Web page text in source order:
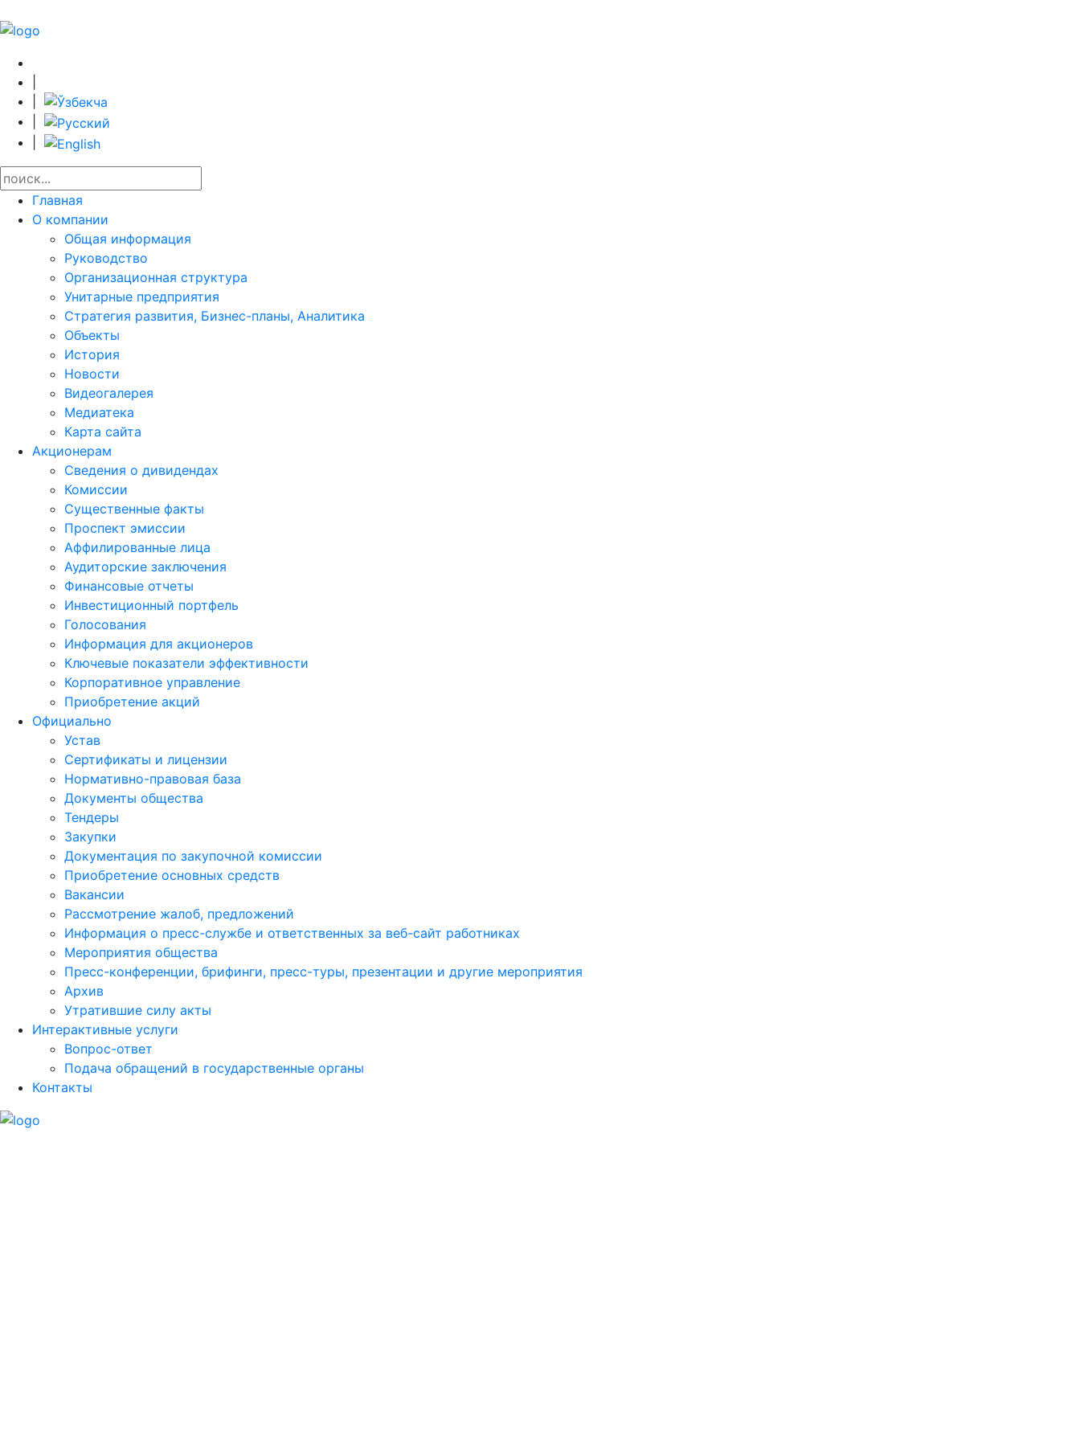
Главная
О компании
Общая информация
Руководство
Организационная структура
Унитарные предприятия
Стратегия развития, Бизнес-планы, Аналитика
Объекты
История
Новости
Видеогалерея
Медиатека
Карта сайта
Акционерам
Сведения о дивидендах
Комиссии
Существенные факты
Проспект эмиссии
Аффилированные лица
Аудиторские заключения
Финансовые отчеты
Инвестиционный портфель
Голосования
Информация для акционеров
Ключевые показатели эффективности
Корпоративное управление
Приобретение акций
Официально
Устав
Сертификаты и лицензии
Нормативно-правовая база
Документы общества
Тендеры
Закупки
Документация по закупочной комиссии
Приобретение основных средств
Вакансии
Рассмотрение жалоб, предложений
Информация о пресс-службе и ответственных за веб-сайт работниках
Мероприятия общества
Пресс-конференции, брифинги, пресс-туры, презентации и другие мероприятия
Архив
Утратившие силу акты
Интерактивные услуги
Вопрос-ответ
Подача обращений в государственные органы
Контакты